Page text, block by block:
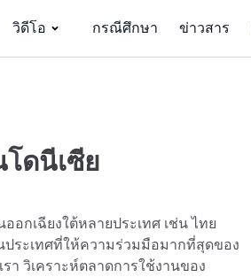
วิดีโอ กรณีศึกษา ข่าวสาร
ดนีเซีย
อกเฉียงใต้หลายประเทศ เช่น ไทย
ประเทศที่ให้ความร่วมมือมากที่สุดของ
า วิเคราะห์ตลาดการใช้งานของ